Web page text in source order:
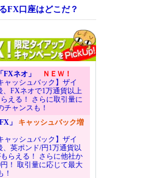
FX口座はどこだ？
ネオ」
ＮＥＷ！
ャッシュバック】ザイ
FXネオで1万通貨以上
える！ さらに取引量に
チャンスも！
」 キャッシュバック増
ャッシュバック】ザイ
英ポンド/円1万通貨以
もらえる！ さらに他社か
！ 取引量に応じて最大
！